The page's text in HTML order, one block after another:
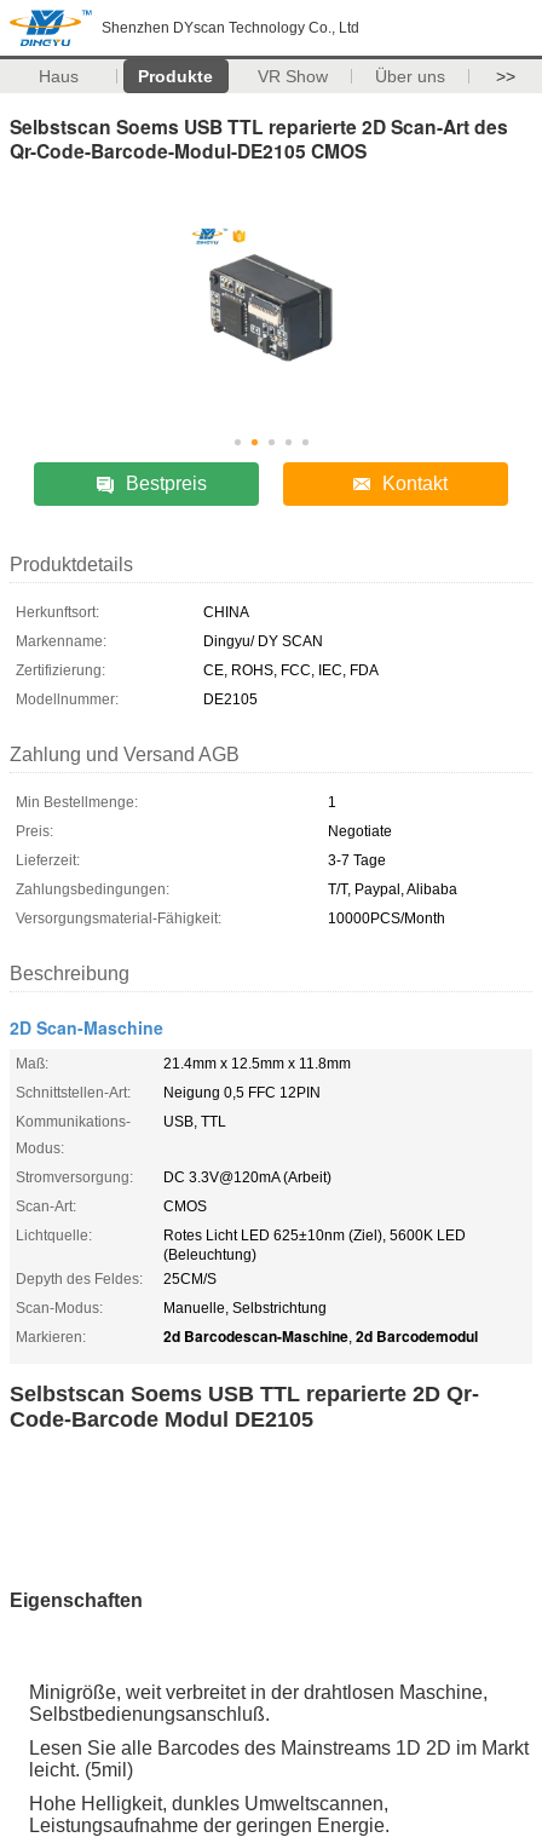
Shenzhen DYscan Technology Co., Ltd
Haus Produkte VR Show Über uns >>
Selbstscan Soems USB TTL reparierte 2D Scan-Art des
Qr-Code-Barcode-Modul-DE2105 CMOS
Bestpreis Kontakt
Produktdetails
Herkunftsort:
CHINA
Markenname:
Dingyu/ DY SCAN
Zertifizierung:
CE, ROHS, FCC, IEC, FDA
Modellnummer:
DE2105
Zahlung und Versand AGB
Min Bestellmenge:
1
Preis:
Negotiate
Lieferzeit:
3-7 Tage
Zahlungsbedingungen:
T/T, Paypal, Alibaba
Versorgungsmaterial-Fähigkeit:
10000PCS/Month
Beschreibung
2D Scan-Maschine
Maß:
21.4mm x 12.5mm x 11.8mm
Schnittstellen-Art:
Neigung 0,5 FFC 12PIN
Kommunikations-
Modus:
USB, TTL
Stromversorgung:
DC 3.3V@120mA (Arbeit)
Scan-Art:
CMOS
Lichtquelle:
Rotes Licht LED 625±10nm (Ziel), 5600K LED
(Beleuchtung)
Depyth des Feldes:
25CM/S
Scan-Modus:
Manuelle, Selbstrichtung
Markieren:
2d Barcodescan-Maschine, 2d Barcodemodul
Selbstscan Soems USB TTL reparierte 2D Qr-
Code-Barcode Modul DE2105
Eigenschaften
Minigröße, weit verbreitet in der drahtlosen Maschine,
Selbstbedienungsanschluß.
Lesen Sie alle Barcodes des Mainstreams 1D 2D im Markt
leicht. (5mil)
Hohe Helligkeit, dunkles Umweltscannen,
Leistungsaufnahme der geringen Energie.